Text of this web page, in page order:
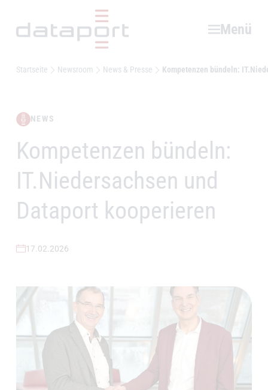
Menü
Startseite Newsroom News & Presse Kompetenzen bündeln:
NEWS
–Kompetenzen bündeln:
IT.Niedersachsen und
Dataport kooperieren
17.02.2026